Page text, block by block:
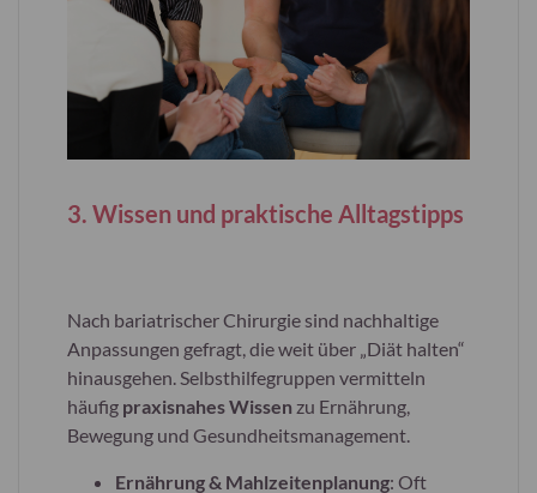
3. Wissen und praktische Alltagstipps
Nach bariatrischer Chirurgie sind nachhaltige
Anpassungen gefragt, die weit über „Diät halten“
hinausgehen. Selbsthilfegruppen vermitteln
häufig praxisnahes Wissen zu Ernährung,
Bewegung und Gesundheitsmanagement.
Ernährung & Mahlzeitenplanung: Oft